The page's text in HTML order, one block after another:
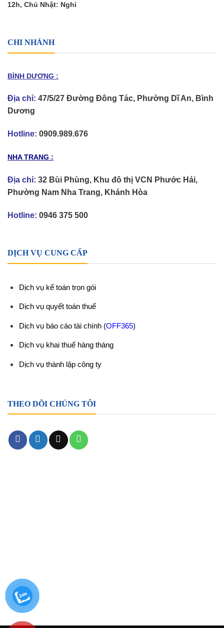
12h, Chủ Nhật: Nghỉ
CHI NHÁNH
BÌNH DƯƠNG :
Địa chỉ: 47/5/27 Đường Đông Tác, Phường Dĩ An, Bình
Dương
Hotline: 0909.989.676
NHA TRANG :
Địa chỉ: 32 Bùi Phùng, Khu đô thị VCN Phước Hải,
Phường Nam Nha Trang, Khánh Hòa
Hotline: 0946 375 500
DỊCH VỤ CUNG CẤP
Dịch vụ kế toán trọn gói
Dịch vụ quyết toán thuế
Dịch vụ báo cáo tài chính (OFF365)
Dịch vụ khai thuế hàng tháng
Dịch vụ thành lập công ty
THEO DÕI CHÚNG TÔI